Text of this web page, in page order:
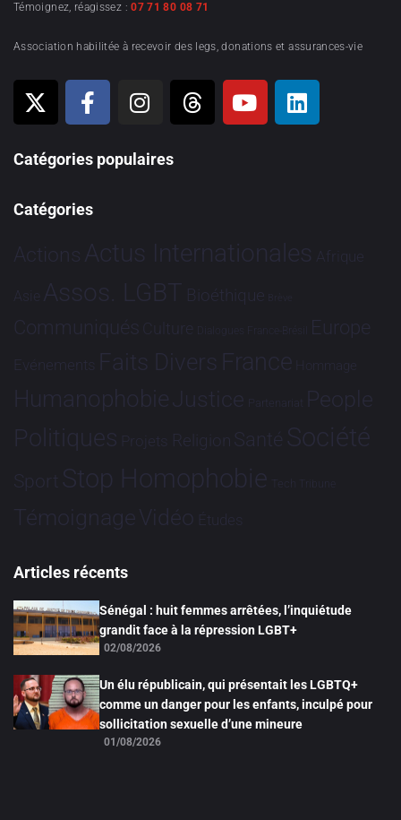
Témoignez, réagissez :07 71 80 08 71
Association habilitée à recevoir des legs, donations et assurances-vie
Catégories populaires
Catégories
Actions Actus Internationales Afrique
Asie Assos. LGBT Bioéthique Brève
Communiqués Culture Dialogues France-Brésil Europe
Evénements Faits Divers France Hommage
HumanophobieJustice Partenariat People
Politiques Projets Religion Santé Société
Sport Stop Homophobie Tech Tribune
TémoignageVidéo Études
Articles récents
Sénégal : huit femmes arrêtées, l’inquiétude
grandit face à la répression LGBT+
02/08/2026
Un élu républicain, qui présentait les LGBTQ+
comme un danger pour les enfants, inculpé pour
sollicitation sexuelle d’une mineure
01/08/2026